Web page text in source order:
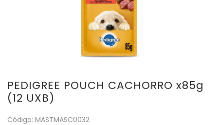
PEDIGREE POUCH CACHORRO x85g
(12 UXB)
Código: MASTMASC0032